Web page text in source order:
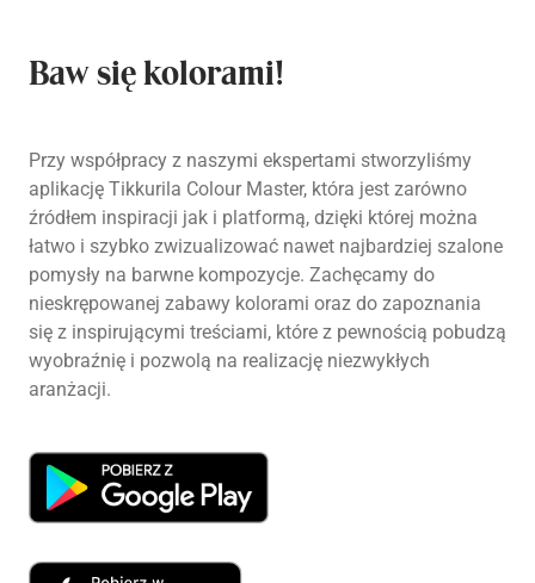
Baw się kolorami!
Przy współpracy z naszymi ekspertami stworzyliśmy
aplikację Tikkurila Colour Master, która jest zarówno
źródłem inspiracji jak i platformą, dzięki której można
łatwo i szybko zwizualizować nawet najbardziej szalone
pomysły na barwne kompozycje. Zachęcamy do
nieskrępowanej zabawy kolorami oraz do zapoznania
się z inspirującymi treściami, które z pewnością pobudzą
wyobraźnię i pozwolą na realizację niezwykłych
aranżacji.